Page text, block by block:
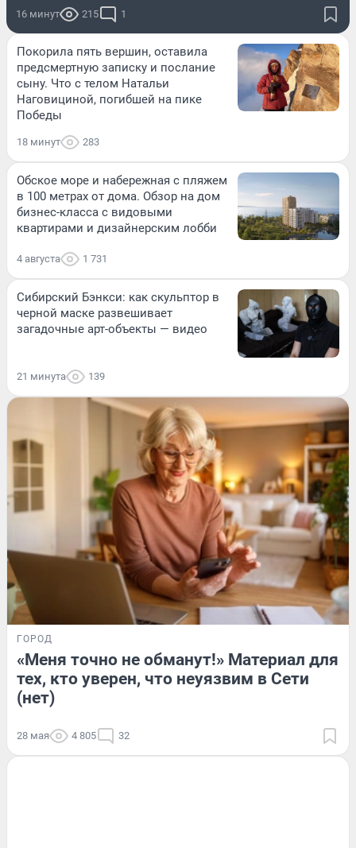
16 минут 215 1
Покорила пять вершин, оставила
предсмертную записку и послание
сыну. Что с телом Натальи
Наговициной, погибшей на пике
Победы
18 минут 283
Обское море и набережная с пляжем
в 100 метрах от дома. Обзор на дом
бизнес-класса с видовыми
квартирами и дизайнерским лобби
4 августа 1 731
Сибирский Бэнкси: как скульптор в
черной маске развешивает
загадочные арт-объекты — видео
21 минута 139
ГОРОД
«Меня точно не обманут!» Материал для
тех, кто уверен, что неуязвим в Сети
(нет)
28 мая 4 805 32